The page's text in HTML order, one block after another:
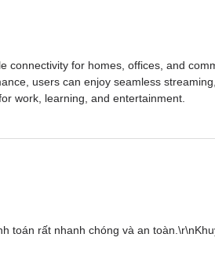
for homes, offices, and
users can enjoy seamless
work, learning, and entertainment.
toán rất nhanh chóng và an